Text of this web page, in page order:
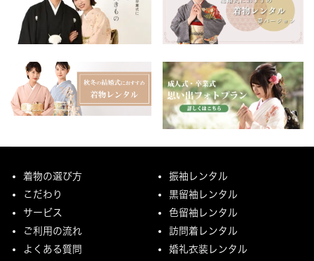
着物の選び方
こだわり
サービス
ご利用の流れ
よくある質問
振袖レンタル
黒留袖レンタル
色留袖レンタル
訪問着レンタル
婚礼衣装レンタル